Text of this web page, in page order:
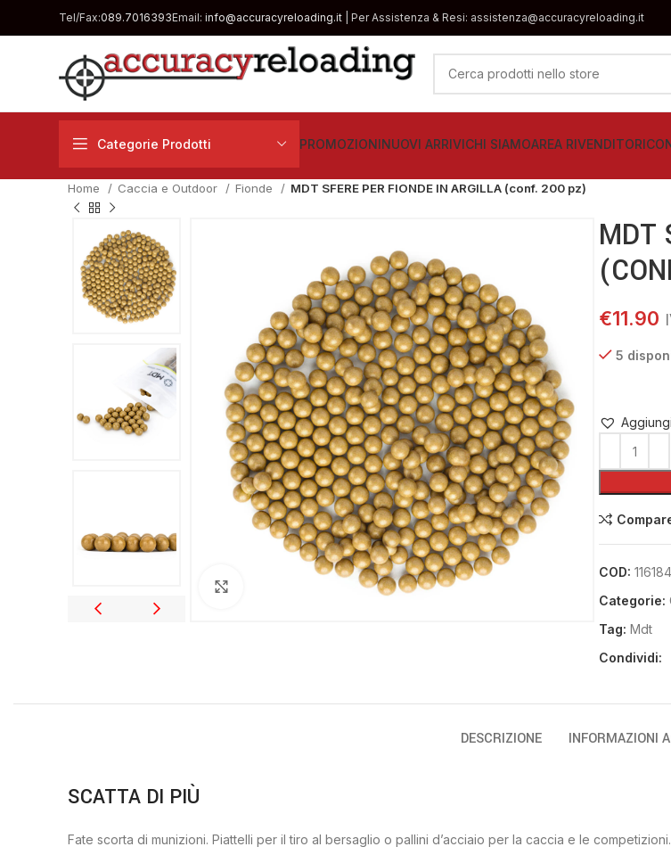
Tel/Fax:089.7016393Email: info@accuracyreloading.it | Per Assistenza & Resi: assistenza@accuracyreloading.it
Categorie Prodotti PROMOZIONINUOVI ARRIVICHI SIAMOAREA RIVENDITORI
Home Caccia e Outdoor Fionde MDT SFERE PER FIONDE IN ARGILLA (conf. 200 pz)
Clicca per ingrandire
MDT
€11.90
5
COD:
Categorie:
Tag: Mdt
Condividi:
DESCRIZIONE INFORMAZIONI
SCATTA DI PIÙ
Fate scorta di munizioni. Piattelli per il tiro al bersaglio o pallini d’acciaio per la caccia e le competizioni.